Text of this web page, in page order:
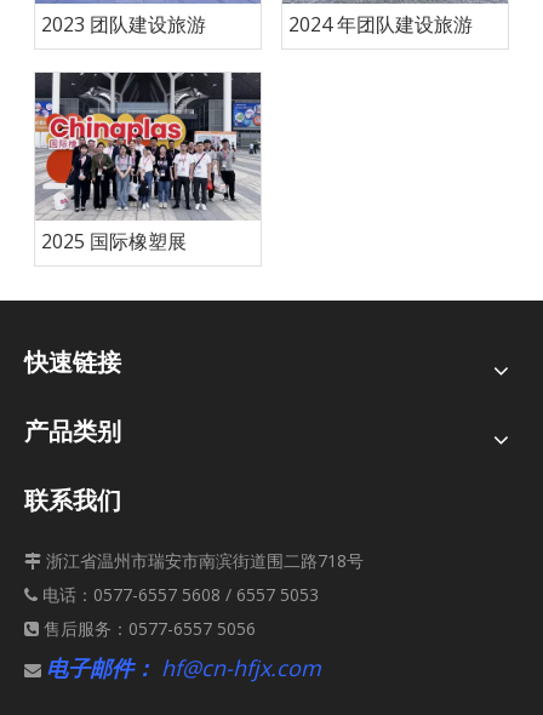
2023 团队建设旅游 2024 年团队建设旅游
2025 国际橡塑展
快速链接
产品类别
联系我们
 浙江省温州市瑞安市南滨街道围二路718号
 电话：0577-6557 5608 / 6557 5053
 售后服务：0577-6557 5056
 电子邮件： hf@cn-hfjx.com